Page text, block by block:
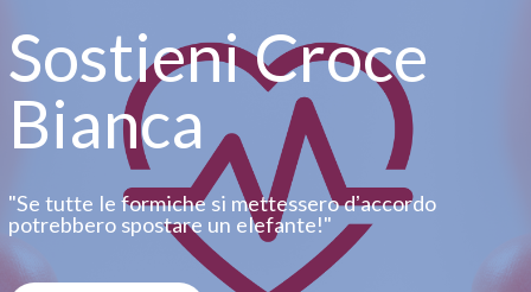
Sostieni Croce
Bianca
"Se tutte le formiche si mettessero dʼaccordo
potrebbero spostare un elefante!"